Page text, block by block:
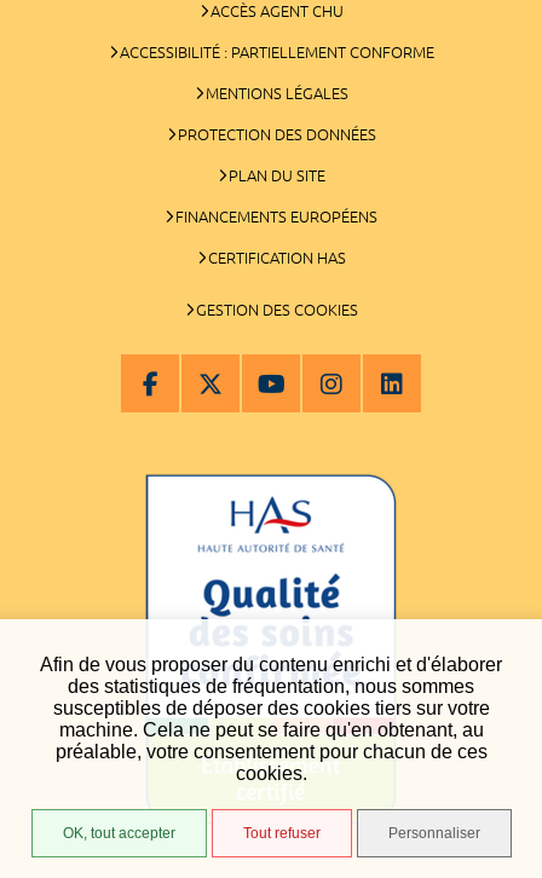
Afin de vous proposer du contenu enrichi et d'élaborer
des statistiques de fréquentation, nous sommes
susceptibles de déposer des cookies tiers sur votre
machine. Cela ne peut se faire qu'en obtenant, au
préalable, votre consentement pour chacun de ces
cookies.
OK, tout accepter Tout refuser Personnaliser
ACCÈS AGENT CHU
ACCESSIBILITÉ : PARTIELLEMENT CONFORME
MENTIONS LÉGALES
PROTECTION DES DONNÉES
PLAN DU SITE
FINANCEMENTS EUROPÉENS
CERTIFICATION HAS
GESTION DES COOKIES